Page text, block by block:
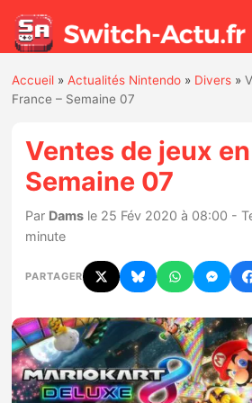
Actualités
Jeux
Hardware
Chiffres de ventes
Rumeurs
Accueil »Actualités Nintendo » Divers »
France – Semaine 07
Ventes de jeux
Semaine 07
Par Dams le 25 Fév 2020 à 08:00 -
minute
PARTAGER